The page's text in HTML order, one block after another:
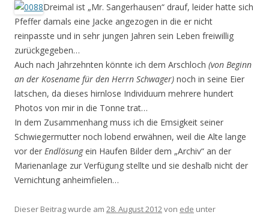
Dreimal ist „Mr. Sangerhausen“ drauf, leider hatte sich
Pfeffer damals eine Jacke angezogen in die er nicht
reinpasste und in sehr jungen Jahren sein Leben freiwillig
zurückgegeben…
Auch nach Jahrzehnten könnte ich dem Arschloch (von Beginn
an der Kosename für den Herrn Schwager) noch in seine Eier
latschen, da dieses hirnlose Individuum mehrere hundert
Photos von mir in die Tonne trat…
In dem Zusammenhang muss ich die Emsigkeit seiner
Schwiegermutter noch lobend erwähnen, weil die Alte lange
vor der Endlösungein Haufen Bilder dem „Archiv“ an der
Marienanlage zur Verfügung stellte und sie deshalb nicht der
Vernichtung anheimfielen…
Dieser Beitrag wurde am 28. August 2012von ede unter